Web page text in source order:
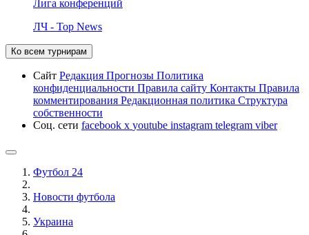
Лига конференций
ЛЧ - Top News
Ко всем турнирам
Сайт Редакция Прогнозы Политика
конфиденциальности Правила сайту Контакты Правила
комментирования Редакционная политика Структура
собственности
Соц. сети facebook x youtube instagram telegram viber
Футбол 24
Новости футбола
Украина